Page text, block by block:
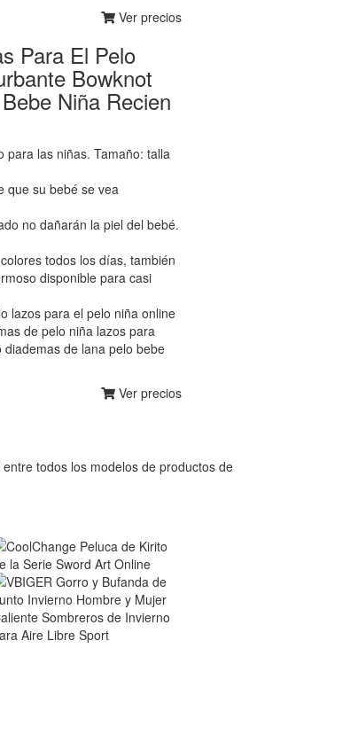
Ver precios
Para El Pelo
Bowknot
Niña Recien
para las niñas. Tamaño: talla
que su bebé se vea
no dañarán la piel del bebé.
todos los días, también
disponible para casi
lazos para el pelo niña online
de pelo niña lazos para
de lana pelo bebe
Ver precios
todos los modelos de productos de